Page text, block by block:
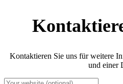
Kontaktieren Sie uns für weitere
und einer